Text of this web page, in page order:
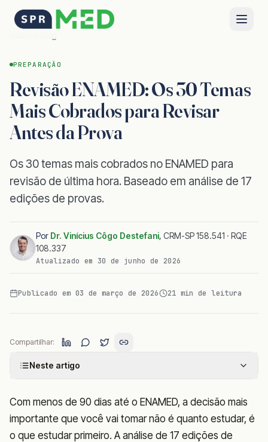
PREPARAÇÃO
Revisão ENAMED: Os 30 Temas
Mais Cobrados para Revisar
Antes da Prova
Os 30 temas mais cobrados no ENAMED para
revisão de última hora. Baseado em análise de 17
edições de provas.
Por Dr. Vinícius Côgo Destefani, CRM-SP 158.541 · RQE
108.337
Atualizado em 30 de junho de 2026
Publicado em 03 de março de 2026 21 min de leitura
Compartilhar:
Neste artigo
Com menos de 90 dias até o ENAMED, a decisão mais
importante que você vai tomar não é quanto estudar, é
o que estudar primeiro. A análise de 17 edições de